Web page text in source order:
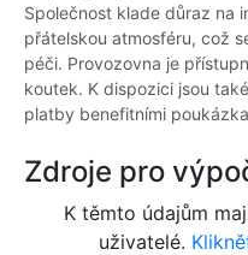
Společnost klade důraz na
přátelskou atmosféru, což
péči. Provozovna je
koutek. K dispozici jsou
platby benefitními
Zdroje pro
K těmto údajům
uživatelé.